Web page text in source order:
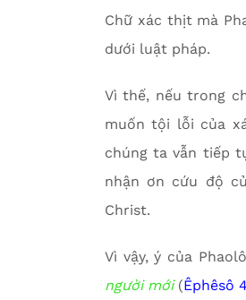
Chữ xác thịt mà
dưới luật pháp.
Vì thế, nếu trong
muốn tội lỗi của
chúng ta vẫn tiếp
nhận ơn cứu độ
Christ.
Vì vậy, ý của
người mới(Êphêsô